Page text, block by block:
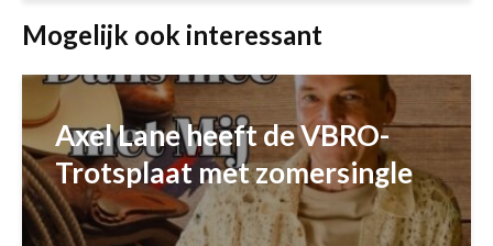
Mogelijk ook interessant
Axel Lane heeft de VBRO-
Trotsplaat met zomersingle